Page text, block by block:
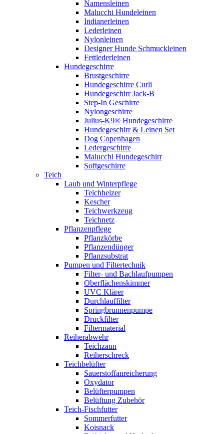
Namensleinen
Malucchi Hundeleinen
Indianerleinen
Lederleinen
Nylonleinen
Designer Hunde Schmuckleinen
Fettlederleinen
Hundegeschirre
Brustgeschirre
Hundegeschirre Curli
Hundegeschirr Jack-B
Step-In Geschirre
Nylongeschirre
Julius-K9® Hundegeschirre
Hundegeschirr & Leinen Set
Dog Copenhagen
Ledergeschirre
Malucchi Hundegeschirr
Softgeschirre
Teich
Laub und Winterpflege
Teichheizer
Kescher
Teichwerkzeug
Teichnetz
Pflanzenpflege
Pflanzkörbe
Pflanzendünger
Pflanzsubstrat
Pumpen und Filtertechnik
Filter- und Bachlaufpumpen
Oberflächenskimmer
UVC Klärer
Durchlauffilter
Springbrunnenpumpe
Druckfilter
Filtermaterial
Reiherabwehr
Teichzaun
Reiherschreck
Teichbelüfter
Sauerstoffanreicherung
Oxydator
Belüfterpumpen
Belüftung Zubehör
Teich-Fischfutter
Sommerfutter
Koisnack